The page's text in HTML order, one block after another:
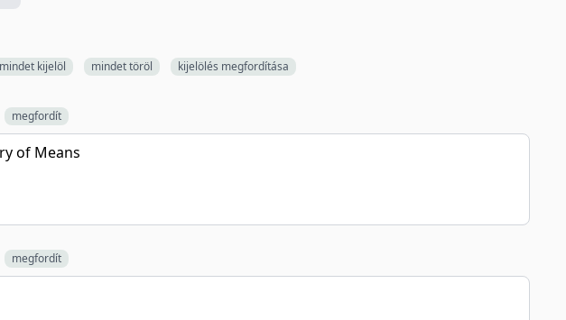
mindet kijelöl mindet töröl kijelölés megfordítása
megfordít
of Means
megfordít